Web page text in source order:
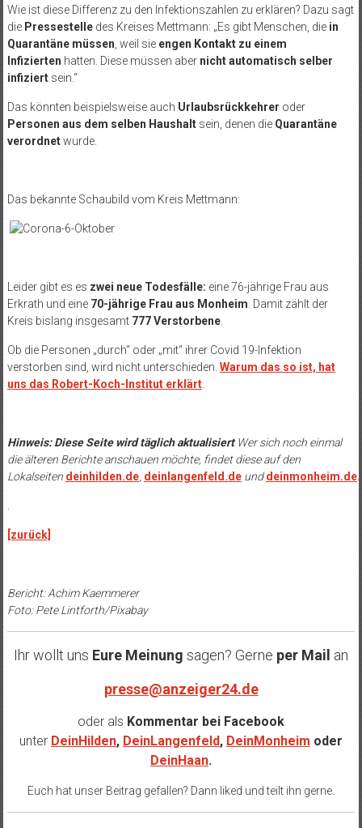
Wie ist diese Differenz zu den Infektionszahlen zu erklären? Dazu sagt
die Pressestelledes Kreises Mettmann: „Es gibt Menschen, die in
Quarantäne müssen , weil sie engen Kontakt zu einem
Infizierten hatten. Diese müssen aber nicht automatisch selber
infiziertsein.“
Das könnten beispielsweise auch Urlaubsrückkehrer oder
Personen aus dem selben Haushaltsein, denen die Quarantäne
verordnetwurde.
Das bekannte Schaubild vom Kreis Mettmann:
Leider gibt es es zwei neue Todesfälle: eine 76-jährige Frau aus
Erkrath und eine 70-jährige Frau aus Monheim. Damit zählt der
Kreis bislang insgesamt 777 Verstorbene.
Ob die Personen „durch“ oder „mit“ ihrer Covid 19-Infektion
verstorben sind, wird nicht unterschieden. Warum das so ist, hat
uns das Robert-Koch-Institut erklärt.
Hinweis: Diese Seite wird täglich aktualisiert Wer sich noch einmal
die älteren Berichte anschauen möchte, findet diese auf den
Lokalseiten deinhilden.de, deinlangenfeld.deunddeinmonheim.de.
.
[zurück]
Bericht: Achim Kaemmerer
Foto: Pete Lintforth/Pixabay
Ihr wollt uns Eure Meinung sagen? Gerne per Mail an
presse@anzeiger24.de
oder als Kommentar bei Facebook
unter DeinHilden, DeinLangenfeld, DeinMonheim oder
DeinHaan.
Euch hat unser Beitrag gefallen? Dann liked und teilt ihn gerne.